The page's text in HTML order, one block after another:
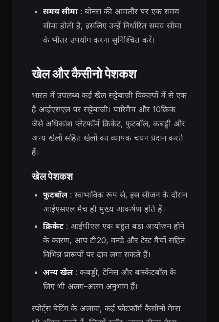
समय सीमा: बोनस की आमतौर पर एक समय
सीमा होती है, इसलिए उन्हें निर्धारित समय सीमा
के भीतर उपयोग करना सुनिश्चित करें।
खेल और कैसीनो पेशकश
भारत में उपलब्ध कई खेल सट्टेबाजी विकल्पों में से एक
है आईएसएल पर सट्टेबाजी। पारिमैच और 10क्रिक
जैसे अधिकांश प्लेटफॉर्म क्रिकेट, फुटबॉल, कबड्डी और
अन्य खेलों सहित खेलों का व्यापक चयन प्रदान करते
हैं।
खेल पेशकश
फुटबॉल: स्वाभाविक रूप से, इस सीजन के दौरान
आईएसएल मैच ही मुख्य आकर्षण होते हैं।
क्रिकेट: आईपीएल एक बहुत बड़ा आयोजन होने
के कारण, आप टी20, वनडे और टेस्ट मैचों सहित
विभिन्न प्रारूपों पर दांव लगा सकते हैं।
अन्य खेल: कबड्डी, टेनिस और बास्केटबॉल के
लिए भी अलग-अलग अनुभाग हैं।
स्पोर्ट्स बेटिंग के अलावा, कई प्लेटफॉर्म कैसीनो गेम्स